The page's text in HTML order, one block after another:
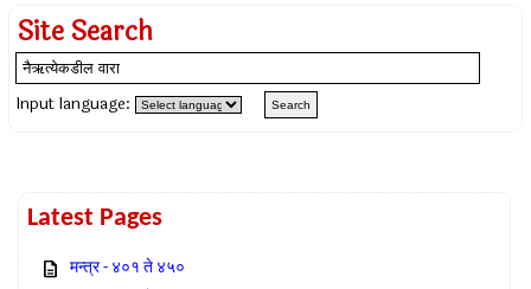
Site Search
Input language:
Latest Pages
मन्त्र - ४०१ ते ४५०